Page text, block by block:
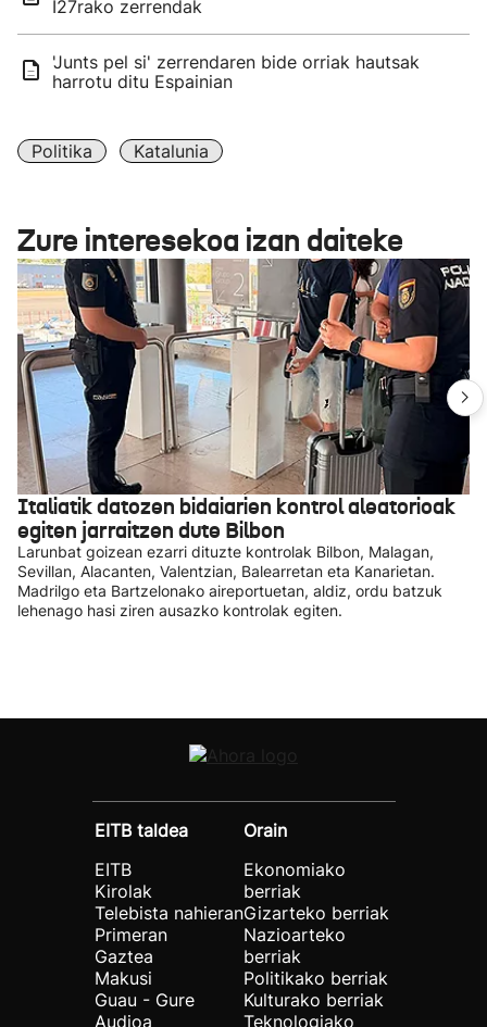
I27rako zerrendak
'Junts pel si' zerrendaren bide orriak hautsak
harrotu ditu Espainian
Politika Katalunia
Zure interesekoa izan daiteke
Italiatik datozen bidaiarien kontrol aleatorioak
egiten jarraitzen dute Bilbon
Larunbat goizean ezarri dituzte kontrolak Bilbon, Malagan,
Sevillan, Alacanten, Valentzian, Balearretan eta Kanarietan.
Madrilgo eta Bartzelonako aireportuetan, aldiz, ordu batzuk
lehenago hasi ziren ausazko kontrolak egiten.
EITB taldea
EITB
Kirolak
Telebista nahieran
Primeran
Gaztea
Makusi
Guau - Gure
Audioa
Orain
Ekonomiako
berriak
Gizarteko berriak
Nazioarteko
berriak
Politikako berriak
Kulturako berriak
Teknologiako